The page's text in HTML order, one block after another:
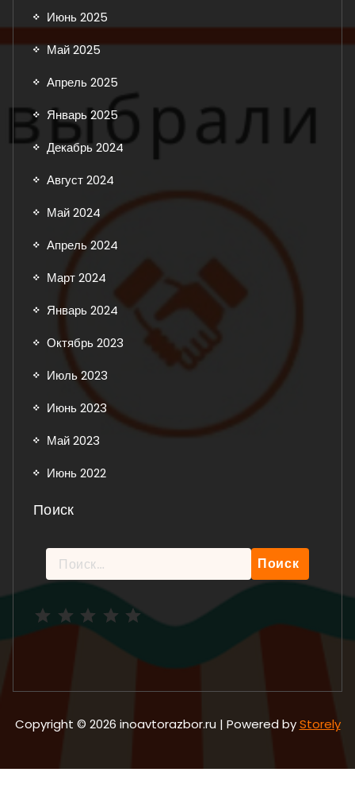
Июнь 2025
Май 2025
Апрель 2025
Январь 2025
Декабрь 2024
Август 2024
Май 2024
Апрель 2024
Март 2024
Январь 2024
Октябрь 2023
Июль 2023
Июнь 2023
Май 2023
Июнь 2022
Поиск
Найти:
Copyright © 2026 inoavtorazbor.ru | Powered byStorely